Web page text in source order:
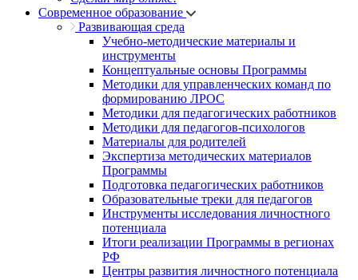
Современное образование
Развивающая среда
Учебно-методические материалы и
инструменты
Концептуальные основы Программы
Методики для управленческих команд по
формированию ЛРОС
Методики для педагогических работников
Методики для педагогов-психологов
Материалы для родителей
Экспертиза методических материалов
Программы
Подготовка педагогических работников
Образовательные треки для педагогов
Инструменты исследования личностного
потенциала
Итоги реализации Программы в регионах
РФ
Центры развития личностного потенциала